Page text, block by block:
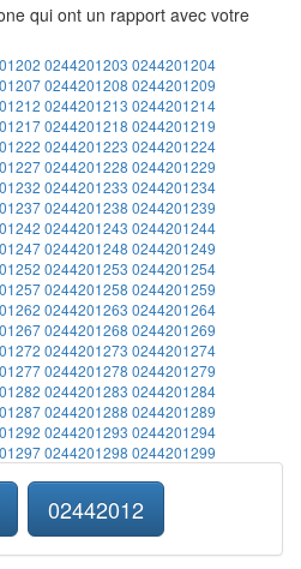
qui ont un rapport avec votre
0244201203 0244201204
0244201208 0244201209
0244201213 0244201214
0244201218 0244201219
0244201223 0244201224
0244201228 0244201229
0244201233 0244201234
0244201238 0244201239
0244201243 0244201244
0244201248 0244201249
0244201253 0244201254
0244201258 0244201259
0244201263 0244201264
0244201268 0244201269
0244201273 0244201274
0244201278 0244201279
0244201283 0244201284
0244201288 0244201289
0244201293 0244201294
0244201298 0244201299
02442012